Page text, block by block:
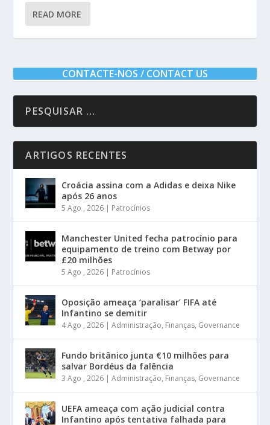
READ MORE
CONTACTE-NOS / CONTACT US
ARTIGOS RECENTES
Croácia assina com a Adidas e deixa Nike
após 26 anos
5 Ago , 2026 | Patrocínios
Manchester United fecha patrocínio para
equipamento de treino com Betway por
£20 milhões
5 Ago , 2026 | Patrocínios
Oposição ameaça ‘paralisar’ FIFA até
Infantino se demitir
4 Ago , 2026 |Administração, Finanças, Governance
Fundo britânico junta €10 milhões para
salvar Bordéus da falência
3 Ago , 2026 |Administração, Finanças, Governance
UEFA ameaça com ação judicial contra
Infantino após tentativa falhada para